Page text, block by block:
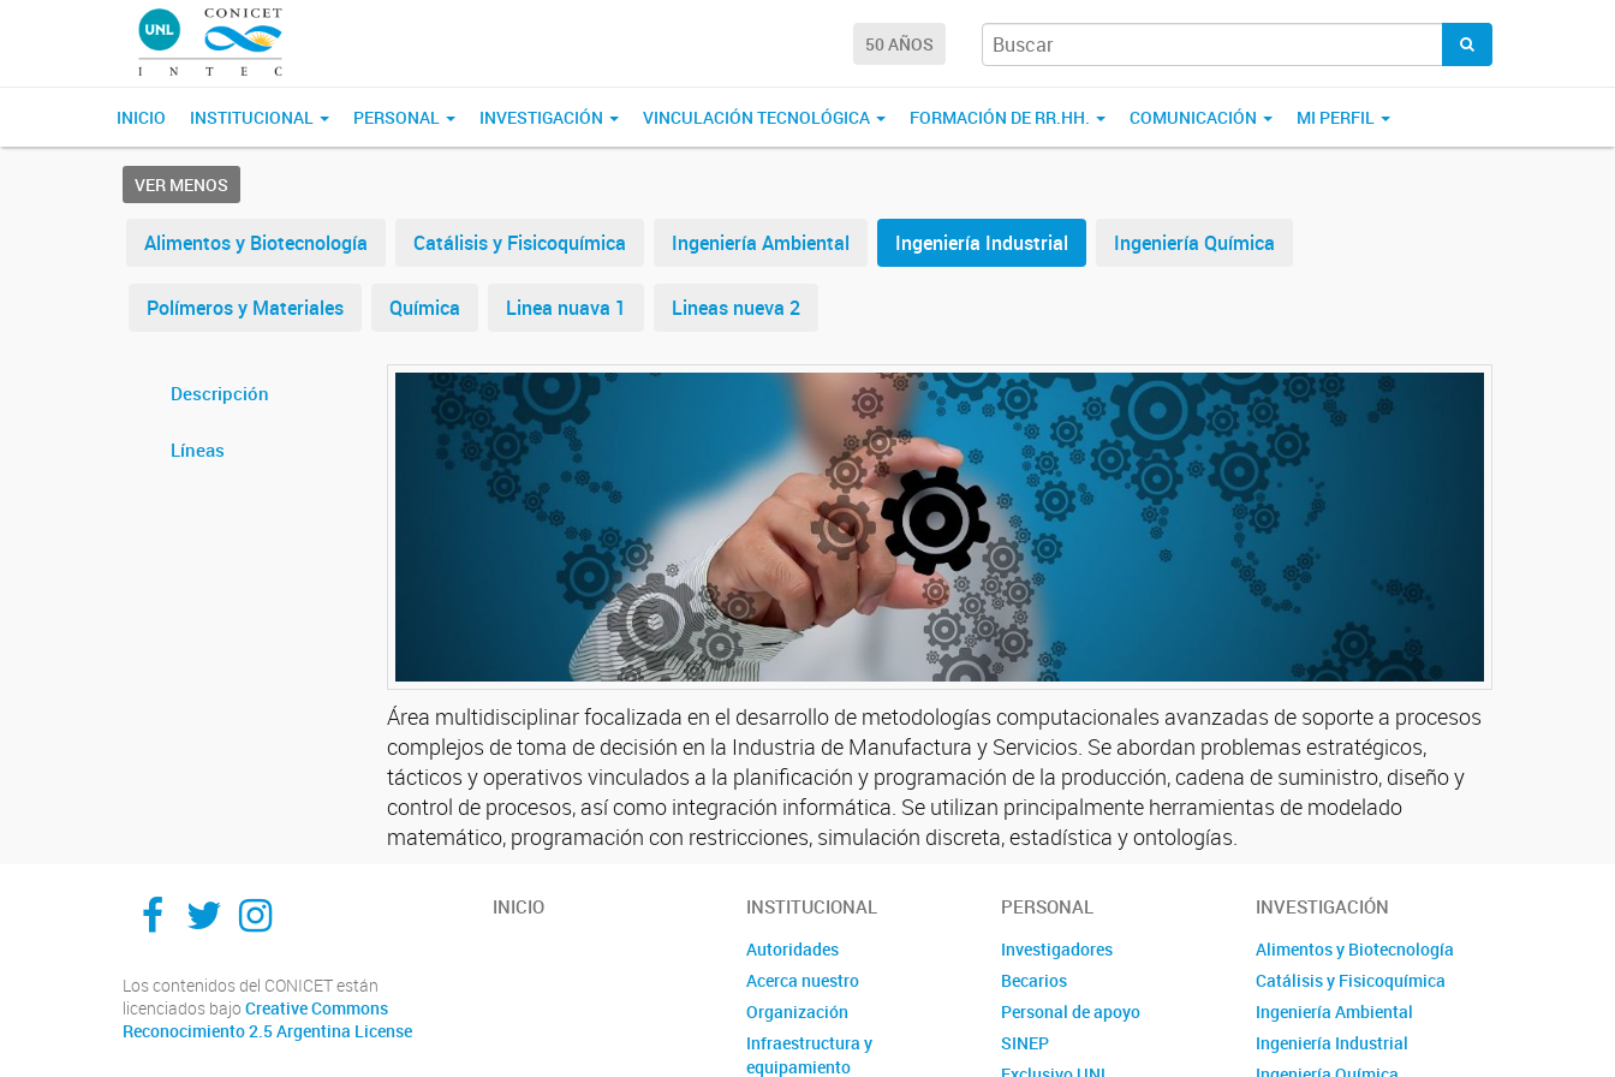
50 AÑOS
INICIO INSTITUCIONAL PERSONAL INVESTIGACIÓN VINCULACIÓN TECNOLÓGICA FORMACIÓN DE RR.HH. COMUNICACIÓN MI PERFIL
VER MENOS
Alimentos y Biotecnología Catálisis y Fisicoquímica Ingeniería Ambiental Ingeniería Industrial Ingeniería Química
Polímeros y Materiales Química Linea nuava 1 Lineas nueva 2
Descripción
Líneas
Área multidisciplinar focalizada en el desarrollo de metodologías computacionales avanzadas de soporte a procesos
complejos de toma de decisión en la Industria de Manufactura y Servicios. Se abordan problemas estratégicos,
tácticos y operativos vinculados a la planificación y programación de la producción, cadena de suministro, diseño y
control de procesos, así como integración informática. Se utilizan principalmente herramientas de modelado
matemático, programación con restricciones, simulación discreta, estadística y ontologías.
Facebook
TwitterInstagram
Los contenidos del CONICET están
licenciados bajo Creative Commons
Reconocimiento 2.5 Argentina License
INICIO INSTITUCIONAL
Autoridades
Acerca nuestro
Organización
Infraestructura y
equipamiento
PERSONAL
Investigadores
Becarios
Personal de apoyo
SINEP
INVESTIGACIÓN
Alimentos y Biotecnología
Catálisis y Fisicoquímica
Ingeniería Ambiental
Ingeniería Industrial